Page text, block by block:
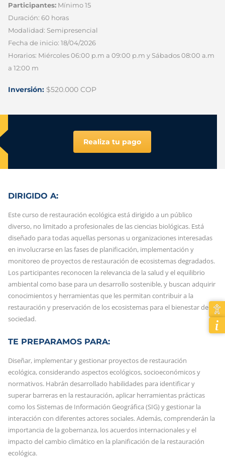
Participantes: Mínimo 15
Duración: 60 horas
Modalidad: Semipresencial
Fecha de inicio: 18/04/2026
Horarios: Miércoles 06:00 p.m a 09:00 p.m y Sábados 08:00 a.m
a 12:00 m
Inversión: $520.000 COP
Realiza tu pago
DIRIGIDO A:
Este curso de restauración ecológica está dirigido a un público
diverso, no limitado a profesionales de las ciencias biológicas. Está
diseñado para todas aquellas personas u organizaciones interesadas
en involucrarse en las fases de planificación, implementación y
monitoreo de proyectos de restauración de ecosistemas degradados.
Los participantes reconocen la relevancia de la salud y el equilibrio
ambiental como base para un desarrollo sostenible, y buscan adquirir
conocimientos y herramientas que les permitan contribuir a la
restauración y preservación de los ecosistemas para el bienestar de la
sociedad.
TE PREPARAMOS PARA:
Diseñar, implementar y gestionar proyectos de restauración
ecológica, considerando aspectos ecológicos, socioeconómicos y
normativos. Habrán desarrollado habilidades para identificar y
superar barreras en la restauración, aplicar herramientas prácticas
como los Sistemas de Información Geográfica (SIG) y gestionar la
interacción con diferentes actores sociales. Además, comprenderán la
importancia de la gobernanza, los acuerdos internacionales y el
impacto del cambio climático en la planificación de la restauración
ecológica.